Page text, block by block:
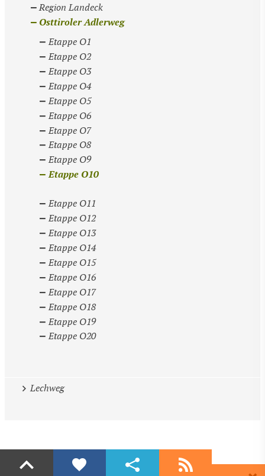
Region Landeck
Osttiroler Adlerweg
Etappe O1
Etappe O2
Etappe O3
Etappe O4
Etappe O5
Etappe O6
Etappe O7
Etappe O8
Etappe O9
Etappe O10
Etappe O11
Etappe O12
Etappe O13
Etappe O14
Etappe O15
Etappe O16
Etappe O17
Etappe O18
Etappe O19
Etappe O20
Lechweg